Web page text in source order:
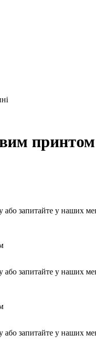
або запитайте у наших
або запитайте у наших
або запитайте у наших